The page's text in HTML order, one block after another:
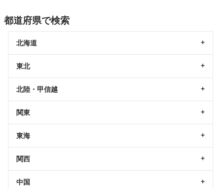
都道府県で検索
北海道
東北
北陸・甲信越
関東
東海
関西
中国